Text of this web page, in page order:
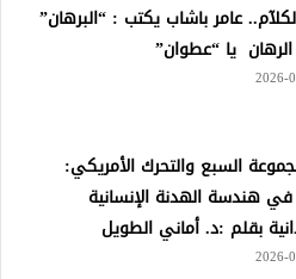
عامر باشاب يكتب : “البرهان”
يا “عطوان”
2026-
السبع والتحرك الأمريكي:
هندسة الهدنة الإنسانية
بقلم :د. أماني الطويل
2026-